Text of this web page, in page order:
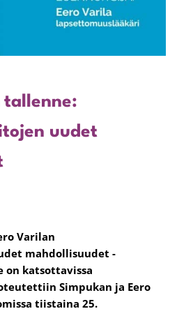
tallenne:
uudet
Varilan
mahdollisuudet -
on katsottavissa
Simpukan ja Eero
tiistaina 25.